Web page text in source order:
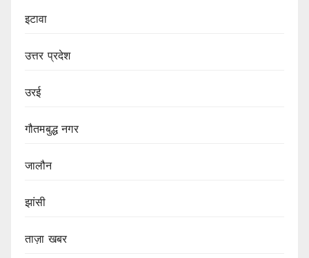
इटावा
उत्तर प्रदेश
उरई
गौतमबुद्ध नगर
जालौन
झांसी
ताज़ा खबर